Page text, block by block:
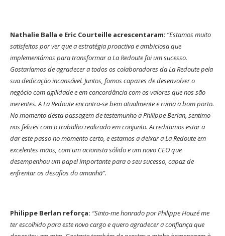
Nathalie Balla e Eric Courteille acrescentaram: “Estamos muito
satisfeitos por ver que a estratégia proactiva e ambiciosa que
implementámos para transformar a La Redoute foi um sucesso.
Gostaríamos de agradecer a todos os colaboradores da La Redoute pela
sua dedicação incansável. Juntos, fomos capazes de desenvolver o
negócio com agilidade e em concordância com os valores que nos são
inerentes. A La Redoute encontra-se bem atualmente e ruma a bom porto.
No momento desta passagem de testemunho a Philippe Berlan, sentimo-
nos felizes com o trabalho realizado em conjunto. Acreditamos estar a
dar este passo no momento certo, e estamos a deixar a La Redoute em
excelentes mãos, com um acionista sólido e um novo CEO que
desempenhou um papel importante para o seu sucesso, capaz de
enfrentar os desafios do amanhã”.
Philippe Berlan reforça: “Sinto-me honrado por Philippe Houzé me
ter escolhido para este novo cargo e quero agradecer a confiança que